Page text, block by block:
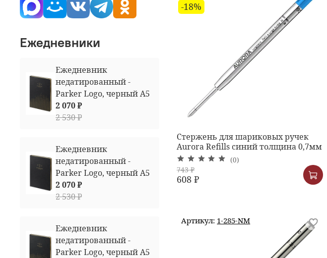
-18%
Стержень для шариковых ручек
Aurora Refills синий толщина 0,7мм
(0)
743 ₽
608 ₽
Артикул: 1-285-NM
Ежедневники
Ежедневник
недатированный -
Parker Logo, черный А5
2 070 ₽
2 530 ₽
Ежедневник
недатированный -
Parker Logo, черный А5
2 070 ₽
2 530 ₽
Ежедневник
недатированный -
Parker Logo, черный А5